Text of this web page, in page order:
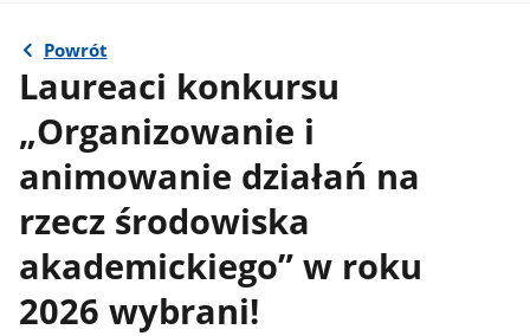
Powrót
Laureaci konkursu
„Organizowanie i
animowanie działań na
rzecz środowiska
akademickiego” w roku
2026 wybrani!